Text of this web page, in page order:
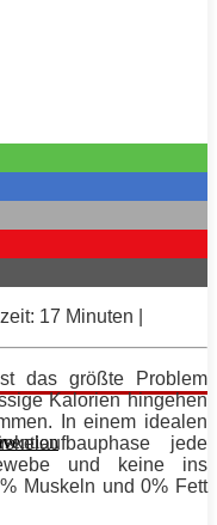
17 Minuten |
das größte Problem
Kalorien hingehen
In einem idealen
jede
und keine ins
Muskeln und 0% Fett